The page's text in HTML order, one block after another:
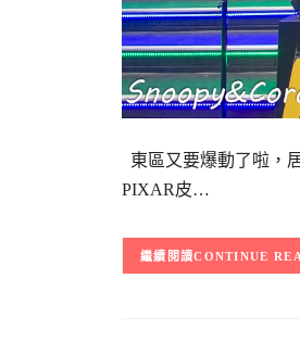
東區又要爆動了啦，
PIXAR皮…
CONTINUE